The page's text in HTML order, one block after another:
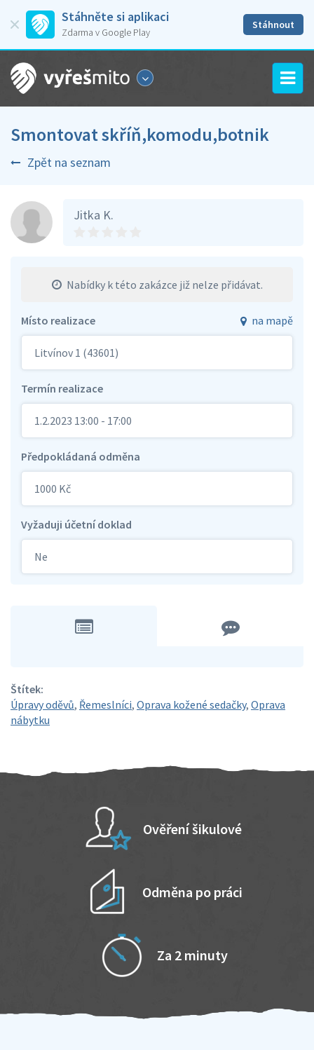
Stáhněte si aplikaci
Zdarma v Google Play
Stáhnout
Smontovat skříň,komodu,botnik
Zpět na seznam
Jitka K.
Nabídky k této zakázce již nelze přidávat.
Místo realizace na mapě
Litvínov 1 (43601)
Termín realizace
1.2.2023 13:00 - 17:00
Předpokládaná odměna
1000 Kč
Vyžaduji účetní doklad
Ne
Štítek:
Úpravy oděvů, Řemeslníci, Oprava kožené sedačky, Oprava
nábytku
Ověření šikulové
Odměna po práci
Za 2 minuty